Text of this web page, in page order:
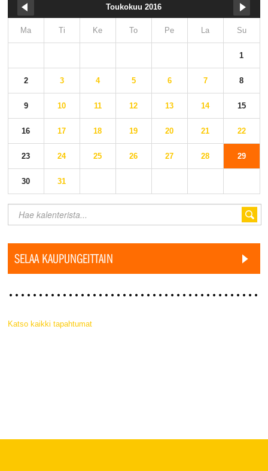
Toukokuu 2016
Ma Ti Ke To Pe La Su
1
2 3 4 5 6 7 8
9 10 11 12 13 14 15
16 17 18 19 20 21 22
23 24 25 26 27 28 29
30 31
SELAA KAUPUNGEITTAIN
Katso kaikki tapahtumat